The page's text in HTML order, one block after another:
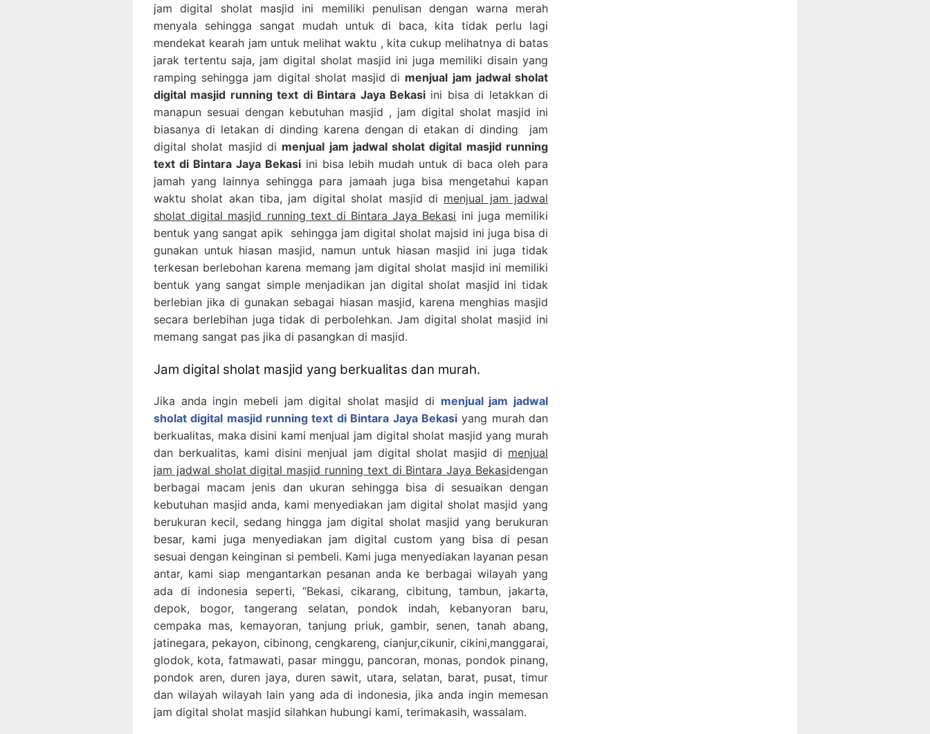
jam digital sholat masjid ini memiliki penulisan dengan warna merah
menyala sehingga sangat mudah untuk di baca, kita tidak perlu lagi
mendekat kearah jam untuk melihat waktu , kita cukup melihatnya di batas
jarak tertentu saja, jam digital sholat masjid ini juga memiliki disain yang
ramping sehingga jam digital sholat masjid di menjual jam jadwal sholat
digital masjid running text di Bintara Jaya Bekasiini bisa di letakkan di
manapun sesuai dengan kebutuhan masjid , jam digital sholat masjid ini
biasanya di letakan di dinding karena dengan di etakan di dinding jam
digital sholat masjid di menjual jam jadwal sholat digital masjid running
text di Bintara Jaya Bekasi ini bisa lebih mudah untuk di baca oleh para
jamah yang lainnya sehingga para jamaah juga bisa mengetahui kapan
waktu sholat akan tiba, jam digital sholat masjid di menjual jam jadwal
sholat digital masjid running text di Bintara Jaya Bekasi ini juga memiliki
bentuk yang sangat apik sehingga jam digital sholat majsid ini juga bisa di
gunakan untuk hiasan masjid, namun untuk hiasan masjid ini juga tidak
terkesan berlebohan karena memang jam digital sholat masjid ini memiliki
bentuk yang sangat simple menjadikan jan digital sholat masjid ini tidak
berlebian jika di gunakan sebagai hiasan masjid, karena menghias masjid
secara berlebihan juga tidak di perbolehkan. Jam digital sholat masjid ini
memang sangat pas jika di pasangkan di masjid.
Jam digital sholat masjid yang berkualitas dan murah.
Jika anda ingin mebeli jam digital sholat masjid di menjual jam jadwal
sholat digital masjid running text di Bintara Jaya Bekasi yang murah dan
berkualitas, maka disini kami menjual jam digital sholat masjid yang murah
dan berkualitas, kami disini menjual jam digital sholat masjid di menjual
jam jadwal sholat digital masjid running text di Bintara Jaya Bekasidengan
berbagai macam jenis dan ukuran sehingga bisa di sesuaikan dengan
kebutuhan masjid anda, kami menyediakan jam digital sholat masjid yang
berukuran kecil, sedang hingga jam digital sholat masjid yang berukuran
besar, kami juga menyediakan jam digital custom yang bisa di pesan
sesuai dengan keinginan si pembeli. Kami juga menyediakan layanan pesan
antar, kami siap mengantarkan pesanan anda ke berbagai wilayah yang
ada di indonesia seperti, “Bekasi, cikarang, cibitung, tambun, jakarta,
depok, bogor, tangerang selatan, pondok indah, kebanyoran baru,
cempaka mas, kemayoran, tanjung priuk, gambir, senen, tanah abang,
jatinegara, pekayon, cibinong, cengkareng, cianjur,cikunir, cikini,manggarai,
glodok, kota, fatmawati, pasar minggu, pancoran, monas, pondok pinang,
pondok aren, duren jaya, duren sawit, utara, selatan, barat, pusat, timur
dan wilayah wilayah lain yang ada di indonesia, jika anda ingin memesan
jam digital sholat masjid silahkan hubungi kami, terimakasih, wassalam.